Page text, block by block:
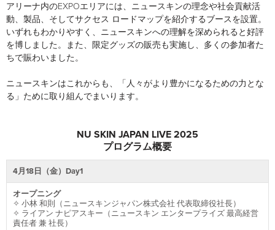
アリーナ内のEXPOエリアには、ニュースキンの理念や社会貢献活
動、製品、そしてサクセス ロードマップを紹介するブースを設置。
いずれもわかりやすく、ニュースキンへの理解を深められると好評
を博しました。また、限定グッズの販売も実施し、多くの参加者た
ちで賑わいました。
ニュースキンはこれからも、「人々がより豊かになるための力とな
る」ために取り組んでまいります。
NU SKIN JAPAN LIVE 2025
プログラム概要
4月18日（金）Day1
オープニング
✧ 小林 和則（ニュースキンジャパン株式会社 代表取締役社長）
✧ ライアン ナピアスキー（ニュースキン エンタープライズ 最高経営
責任者 兼 社長）